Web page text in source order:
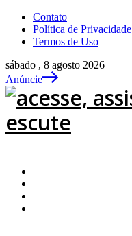
Contato
Política de Privacidade
Termos de Uso
sábado , 8 agosto 2026
Anúncie